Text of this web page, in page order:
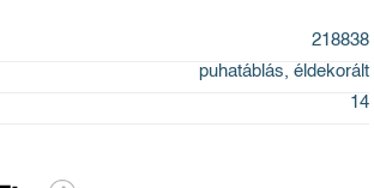
218838
puhatáblás, éldekorált
14